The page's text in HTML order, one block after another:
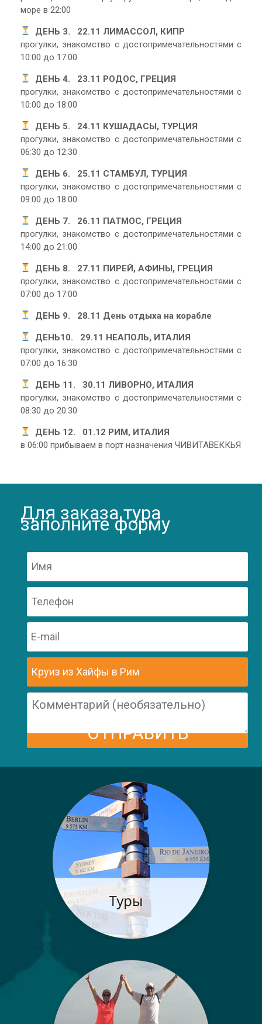
море в 22:00
ДЕНЬ 3. 22.11 ЛИМАССОЛ, КИПР
прогулки, знакомство с достопримечательностями с
10:00 до 17:00
ДЕНЬ 4. 23.11 РОДОС, ГРЕЦИЯ
прогулки, знакомство с достопримечательностями с
10:00 до 18:00
ДЕНЬ 5. 24.11 КУШАДАСЫ, ТУРЦИЯ
прогулки, знакомство с достопримечательностями с
06:30 до 12:30
ДЕНЬ 6. 25.11 СТАМБУЛ, ТУРЦИЯ
прогулки, знакомство с достопримечательностями с
09:00 до 18:00
ДЕНЬ 7. 26.11 ПАТМОС, ГРЕЦИЯ
прогулки, знакомство с достопримечательностями с
14:00 до 21:00
ДЕНЬ 8. 27.11 ПИРЕЙ, АФИНЫ, ГРЕЦИЯ
прогулки, знакомство с достопримечательностями с
07:00 до 17:00
ДЕНЬ 9. 28.11 День отдыха на корабле
ДЕНЬ10. 29.11 НЕАПОЛЬ, ИТАЛИЯ
прогулки, знакомство с достопримечательностями с
07:00 до 16:30
ДЕНЬ 11. 30.11 ЛИВОРНО, ИТАЛИЯ
прогулки, знакомство с достопримечательностями с
08:30 до 20:30
ДЕНЬ 12. 01.12 РИМ, ИТАЛИЯ
в 06:00 прибываем в порт назначения ЧИВИТАВЕККЬЯ
Для заказа тура
заполните форму